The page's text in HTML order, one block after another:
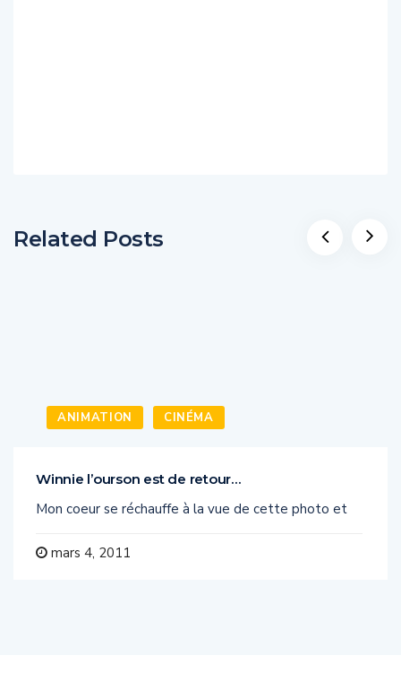
Related Posts
ANIMATION CINÉMA
Winnie l’ourson est de retour…
Mon coeur se réchauffe à la vue de cette photo et
mars 4, 2011